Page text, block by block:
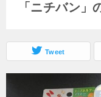
「ニチバン」
Tweet